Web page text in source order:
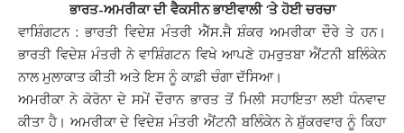
ਭਾਰਤ-ਅਮਰੀਕਾ ਦੀ ਵੈਕਸੀਨ ਭਾਈਵਾਲੀ ‘ਤੇ ਹੋਈ ਚਰਚਾ
ਵਾਸ਼ਿੰਗਟਨ : ਭਾਰਤੀ ਵਿਦੇਸ਼ ਮੰਤਰੀ ਐੱਸ.ਜੈ ਸ਼ੰਕਰ ਅਮਰੀਕਾ ਦੌਰੇ ਤੇ ਹਨ।
ਭਾਰਤੀ ਵਿਦੇਸ਼ ਮੰਤਰੀ ਨੇ ਵਾਸ਼ਿੰਗਟਨ ਵਿਖੇ ਆਪਣੇ ਹਮਰੁਤਬਾ ਐਂਟਨੀ ਬਲਿੰਕੇਨ
ਨਾਲ ਮੁਲਾਕਾਤ ਕੀਤੀ ਅਤੇ ਇਸ ਨੂੰ ਕਾਫ਼ੀ ਚੰਗਾ ਦੱਸਿਆ।
ਅਮਰੀਕਾ ਨੇ ਕੋਰੋਨਾ ਦੇ ਸਮੇਂ ਦੌਰਾਨ ਭਾਰਤ ਤੋਂ ਮਿਲੀ ਸਹਾਇਤਾ ਲਈ ਧੰਨਵਾਦ
ਕੀਤਾ ਹੈ। ਅਮਰੀਕਾ ਦੇ ਵਿਦੇਸ਼ ਮੰਤਰੀ ਐਂਟਨੀ ਬਲਿੰਕੇਨ ਨੇ ਸ਼ੁੱਕਰਵਾਰ ਨੂੰ ਕਿਹਾ